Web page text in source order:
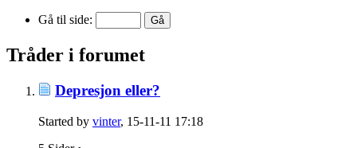
Gå til side:
Tråder i forumet
Depresjon eller?
Started by vinter, 15-11-11 17:18